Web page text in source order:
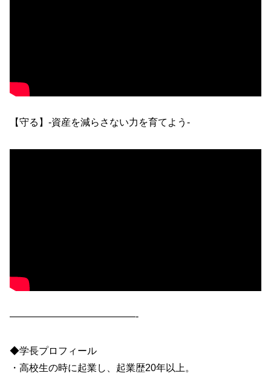
【守る】-資産を減らさない力を育てよう-
—————————————-
◆学長プロフィール
・高校生の時に起業し、起業歴20年以上。